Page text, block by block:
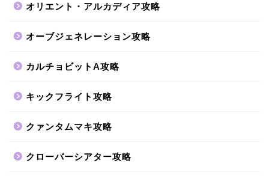
オリエント・アルカディア攻略
オーブジェネレーション攻略
カルチョビットA攻略
キックフライト攻略
クァンタムマキ攻略
クローバーシアター攻略